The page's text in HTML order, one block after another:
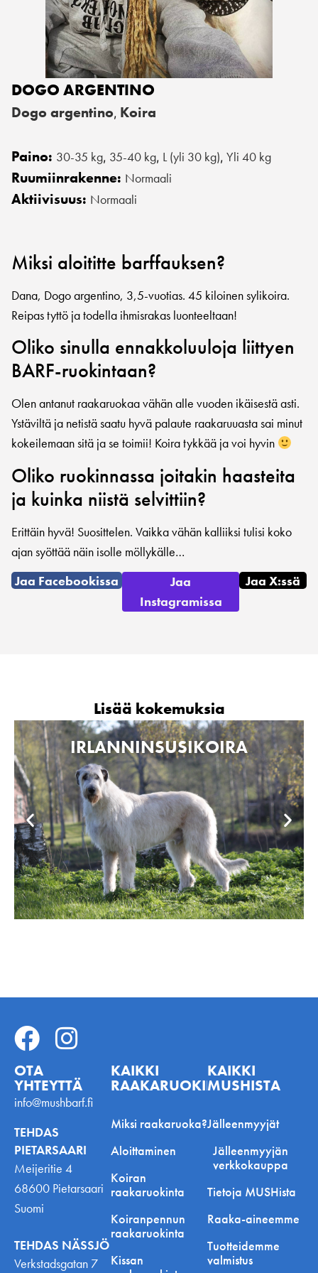
DOGO ARGENTINO
Dogo argentino, Koira
Paino: 30-35 kg, 35-40 kg, L (yli 30 kg), Yli 40 kg
Ruumiinrakenne: Normaali
Aktiivisuus: Normaali
Miksi aloititte barffauksen?
Dana, Dogo argentino, 3,5-vuotias. 45 kiloinen sylikoira.
Reipas tyttö ja todella ihmisrakas luonteeltaan!
Oliko sinulla ennakkoluuloja liittyen
BARF-ruokintaan?
Olen antanut raakaruokaa vähän alle vuoden ikäisestä asti.
Ystäviltä ja netistä saatu hyvä palaute raakaruuasta sai minut
kokeilemaan sitä ja se toimii! Koira tykkää ja voi hyvin
Oliko ruokinnassa joitakin haasteita
ja kuinka niistä selvittiin?
Erittäin hyvä! Suosittelen. Vaikka vähän kalliiksi tulisi koko
ajan syöttää näin isolle möllykälle…
Jaa Facebookissa
Jaa
Instagramissa
Jaa X:ssä
Lisää kokemuksia
IRLANNINSUSIKOIRA
OTA
YHTEYTTÄ
info@mushbarf.fi
TEHDAS
PIETARSAARI
Meijeritie 4
68600 Pietarsaari
Suomi
TEHDAS NÄSSJÖ
Verkstadsgatan 7
KAIKKI
RAAKARUOKINNASTA
Miksi raakaruoka?
Aloittaminen
Koiran
raakaruokinta
Koiranpennun
raakaruokinta
Kissan
KAIKKI
MUSHISTA
Jälleenmyyjät
Jälleenmyyjän
verkkokauppa
Tietoja MUSHista
Raaka-aineemme
Tuotteidemme
valmistus